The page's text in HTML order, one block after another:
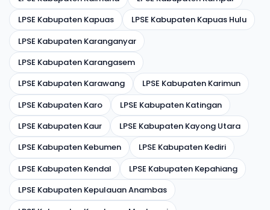
LPSE Kabupaten Kapuas
LPSE Kabupaten Kapuas Hulu
LPSE Kabupaten Karanganyar
LPSE Kabupaten Karangasem
LPSE Kabupaten Karawang
LPSE Kabupaten Karimun
LPSE Kabupaten Karo
LPSE Kabupaten Katingan
LPSE Kabupaten Kaur
LPSE Kabupaten Kayong Utara
LPSE Kabupaten Kebumen
LPSE Kabupaten Kediri
LPSE Kabupaten Kendal
LPSE Kabupaten Kepahiang
LPSE Kabupaten Kepulauan Anambas